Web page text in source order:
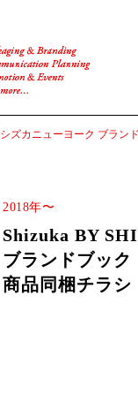
シズカニューヨーク ブラン
2018年〜
Shizuka BY
ブランドブック
商品同梱チラシ